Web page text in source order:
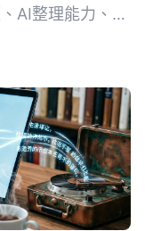
AI整理能力、價